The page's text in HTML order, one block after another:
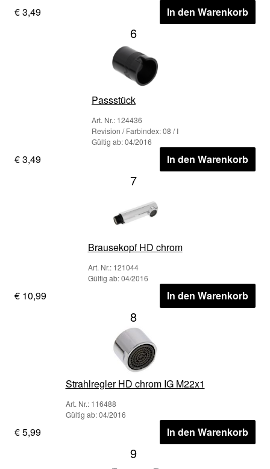
€ 3,49 In den Warenkorb
6
Passstück
Art. Nr.: 124436
Revision / Farbindex: 08 / I
Gültig ab: 04/2016
€ 3,49 In den Warenkorb
7
Brausekopf HD chrom
Art. Nr.: 121044
Gültig ab: 04/2016
€ 10,99 In den Warenkorb
8
Strahlregler HD chrom IG M22x1
Art. Nr.: 116488
Gültig ab: 04/2016
€ 5,99 In den Warenkorb
9